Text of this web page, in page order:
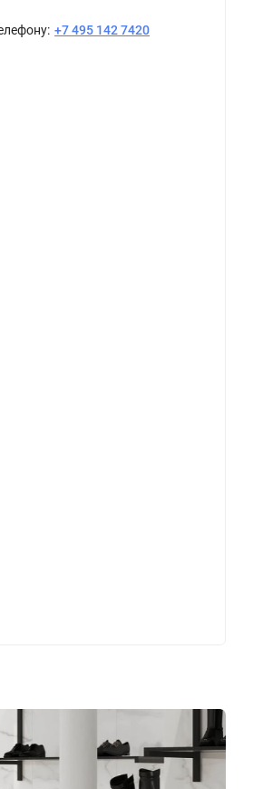
+7 495 142 7420